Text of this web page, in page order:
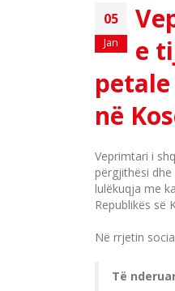
05
Jan
e
në
Veprimtari i
përgjithësi
lulëkuqja me
Republikës së
Në rrjetin
Të